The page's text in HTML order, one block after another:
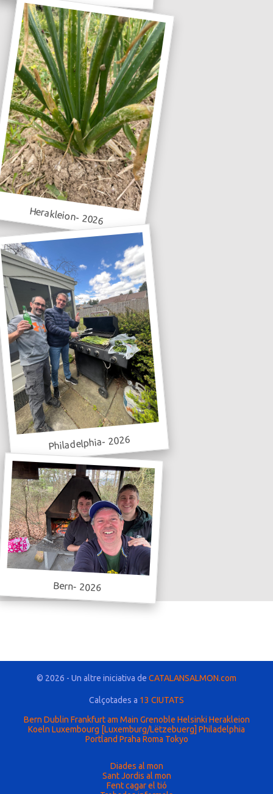
Herakleion- 2026
Philadelphia- 2026
Bern- 2026
© 2026 - Un altre iniciativa de CATALANSALMON.com
Calçotades a 13 CIUTATS
Bern Dublin Frankfurt am Main Grenoble Helsinki Herakleion
Koeln Luxembourg [Luxemburg/Lëtzebuerg] Philadelphia
Portland Praha Roma Tokyo
Diades al mon
Sant Jordis al mon
Fent cagar el tió